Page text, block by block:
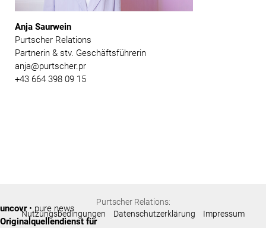
Anja Saurwein
Purtscher Relations
Partnerin & stv. Geschäftsführerin
anja@purtscher.pr
+43 664 398 09 15
Purtscher Relations:
Nutzungsbedingungen
Datenschutzerklärung Impressum
uncovr• pure news
Originalquellendienst für